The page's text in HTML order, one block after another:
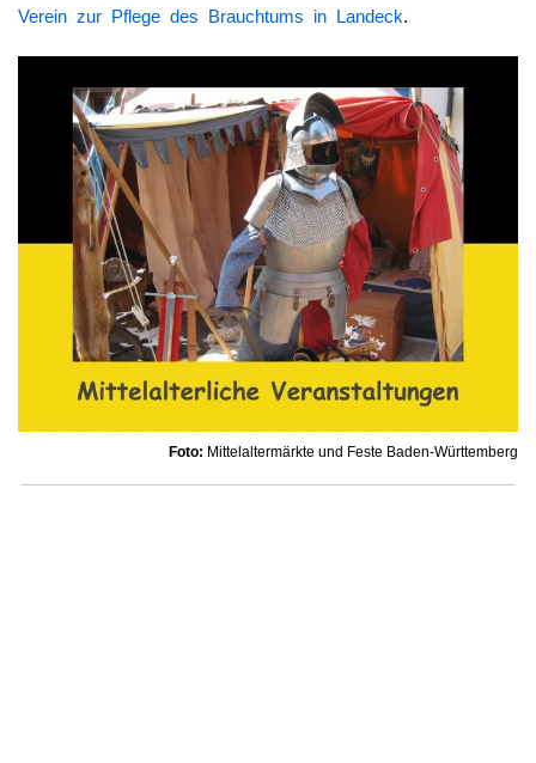
Verein zur Pflege des Brauchtums in Landeck.
Foto: Mittelaltermärkte und Feste Baden-Württemberg